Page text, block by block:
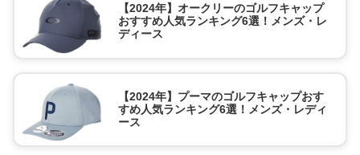
【2024年】オークリーのゴルフキャップ
おすすめ人気ランキング6選！メンズ・レ
ディース
【2024年】プーマのゴルフキャップおす
すめ人気ランキング6選！メンズ・レディ
ース